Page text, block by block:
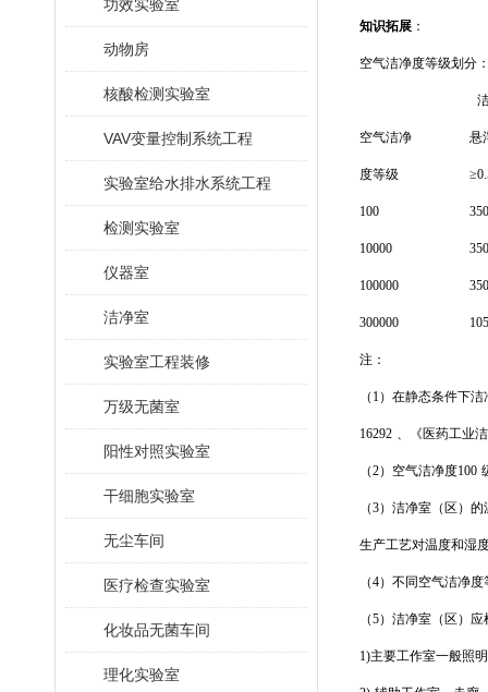
功效实验室
动物房
核酸检测实验室
VAV变量控制系统工程
实验室给水排水系统工程
检测实验室
仪器室
洁净室
实验室工程装修
万级无菌室
阳性对照实验室
干细胞实验室
无尘车间
医疗检查实验室
化妆品无菌车间
理化实验室
知识拓展 ：
空气洁净度等级划分
空气洁净
度等级
悬
100
10000
100000
300000
注：
（1）在静态条件下
16292 、《医药工业
（2）空气洁净度100
（3）洁净室（区）
生产工艺对温度和湿
（4）不同空气洁净
（5）洁净室（区）
1)主要工作室一般照